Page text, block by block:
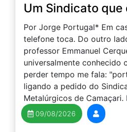
Um Sindicato que
Por Jorge Portugal* Em
telefone toca. Do outro
professor Emmanuel
universalmente conhecido
perder tempo me fala:
ligando a pedido do
Metalúrgicos de Camaçari.
09/08/2026